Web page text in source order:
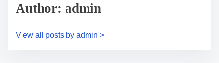
Author: admin
View all posts by admin >